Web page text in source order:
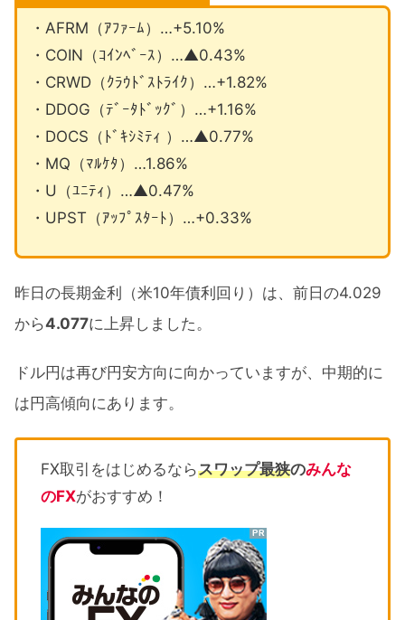
・AFRM（ｱﾌｧｰﾑ）…+5.10%
・COIN（ｺｲﾝﾍﾞｰｽ）…▲0.43%
・CRWD（ｸﾗｳﾄﾞｽﾄﾗｲｸ）…+1.82%
・DDOG（ﾃﾞｰﾀﾄﾞｯｸﾞ）…+1.16%
・DOCS（ﾄﾞｷｼﾐﾃｨ ）…▲0.77%
・MQ（ﾏﾙｹﾀ）…1.86%
・U（ﾕﾆﾃｨ）…▲0.47%
・UPST（ｱｯﾌﾟｽﾀｰﾄ）…+0.33%
昨日の長期金利（米10年債利回り）は、前日の4.029
から4.077に上昇しました。
ドル円は再び円安方向に向かっていますが、中期的に
は円高傾向にあります。
FX取引をはじめるならスワップ最狭のみんな
のFXがおすすめ！